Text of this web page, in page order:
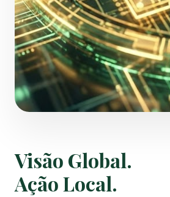
Visão Global.
Ação Local.